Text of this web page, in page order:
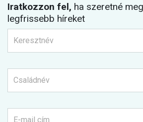
Iratkozzon fel, ha szeretné
legfrissebb híreket